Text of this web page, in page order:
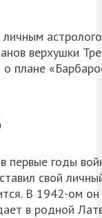
верхушки
о плане
первые годы
свой
В 1942-ом
в родной